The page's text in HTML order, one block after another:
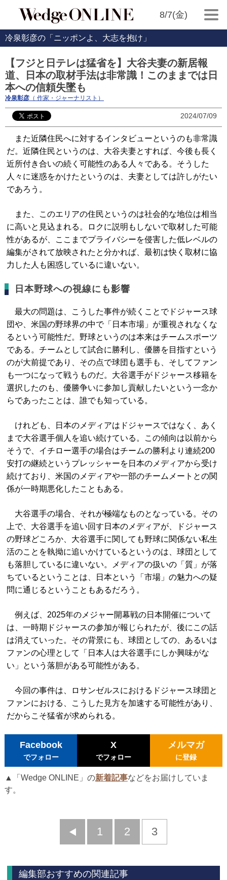
8/7(金)
冷泉彰彦の「ニッポンよ、大志を抱け」
【フジと日テレは猛省を】大谷夫妻の新居報
道、日本の取材手法は非常識！このままでは日
本への信頼失墜も
冷泉彰彦 （ 作家・ジャーナリスト）
2024/07/09
また近隣住民へに対するインタビューというのも非常識
だ。近隣住民というのは、大谷夫妻とすれば、今後も長く
近所付き合いの続く可能性のある人々である。そうした
人々に迷惑をかけたというのは、夫妻としては許しがたい
であろう。
また、このエリアの住民というのは社会的な地位は相当
に高いと見込まれる。ロクに説明もしないで取材した可能
性があるが、ここまでプライバシーを侵害した低レベルの
編集がされて放映されたと分かれば、最初は快く取材に協
力した人も困惑しているに違いない。
日本野球への視線にも影響
最大の問題は、こうした事件が続くことでドジャース球
団や、米国の野球界の中で「日本市場」が重視されなくな
るという可能性だ。野球というのは本来はチームスポーツ
である。チームとして試合に勝利し、優勝を目指すという
のが大前提であり、その点で球団も選手も、そしてファン
も一つになって戦うものだ。大谷選手がドジャース移籍を
選択したのも、優勝争いに参加し貢献したいという一念か
らであったことは、誰でも知っている。
けれども、日本のメディアはドジャースではなく、あく
まで大谷選手個人を追い続けている。この傾向は以前から
そうで、イチロー選手の場合はチームの勝利より連続200
安打の継続というプレッシャーを日本のメディアから受け
続けており、米国のメディアや一部のチームメートとの関
係が一時期悪化したこともある。
大谷選手の場合、それが極端なものとなっている。その
上で、大谷選手を追い回す日本のメディアが、ドジャース
の野球どころか、大谷選手に関しても野球に関係ない私生
活のことを執拗に追いかけているというのは、球団として
も落胆しているに違いない。メディアの扱いの「質」が落
ちているということは、日本という「市場」の魅力への疑
問に通じるということもあるだろう。
例えば、2025年のメジャー開幕戦の日本開催について
は、一時期ドジャースの参加が報じられたが、後にこの話
は消えていった。その背景にも、球団としての、あるいは
ファンの心理として「日本人は大谷選手にしか興味がな
い」という落胆がある可能性がある。
今回の事件は、ロサンゼルスにおけるドジャース球団と
ファンにおける、こうした見方を加速する可能性があり、
だからこそ猛省が求められる。
Facebook
でフォロー
X
でフォロー
メルマガ
に登録
▲「Wedge ONLINE」の新着記事などをお届けしていま
す。
前
1 2 3
編集部おすすめの関連記事